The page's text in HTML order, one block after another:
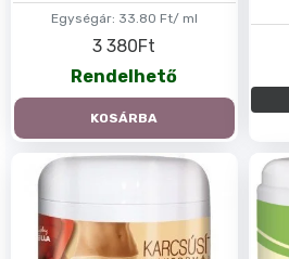
Egységár: 33.80 Ft/ ml
3 380Ft
Rendelhető
KOSÁRBA